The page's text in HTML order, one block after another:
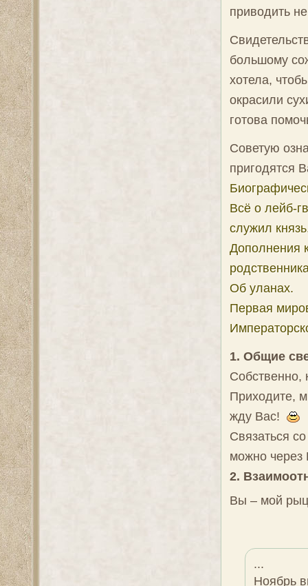
приводить
большому
хотела,
окрасили
готова
Советую
пригодятся
Всё о лейб-
служил
Дополнения
Об уланах.
Первая
1. Общие
Собственно,
Приходите,
жду Вас!
Связаться
можно через
2.
Вы – мой
...
Ноябрь